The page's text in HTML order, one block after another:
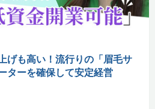
げも高い！流行りの「眉毛サ
ターを確保して安定経営